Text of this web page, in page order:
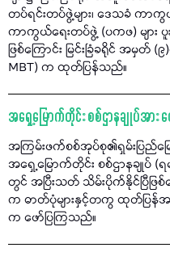
တပ်ရင်းတပ်ဖွဲ့များ၊ ဒေသခံ ကာ
ကာကွယ်ရေးတပ်ဖွဲ့ (ပကဖ) များ
ဖြစ်ကြောင်း မြင်းခြံခရိုင် အမှတ်
MBT) က ထုတ်ပြန်သည်။
အရှေ့မြောက်တိုင်း စစ်ဌာနချုပ်အား
အကြမ်းဖက်စစ်အုပ်စု၏ရှမ်းပြည်မြ
အရှေ့မြောက်တိုင်း စစ်ဌာနချုပ်
တွင် အပြီးသတ် သိမ်းပိုက်နိုင်ပြီဖြ
က ဓာတ်ပုံများနှင့်တကွ ထုတ်ပြန်
က ဖော်ပြကြသည်။